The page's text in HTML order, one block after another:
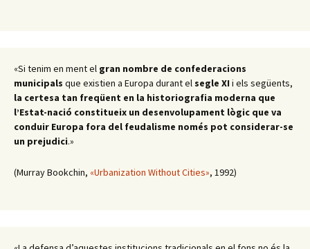
«Si tenim en ment el gran nombre de confederacions
municipals que existien a Europa durant el segle XI i els següents,
la certesa tan freqüent en la historiografia moderna que
l’Estat-nació constitueix un desenvolupament lògic que va
conduir Europa fora del feudalisme només pot considerar-se
un prejudici.»
(Murray Bookchin, «Urbanization Without Cities», 1992)